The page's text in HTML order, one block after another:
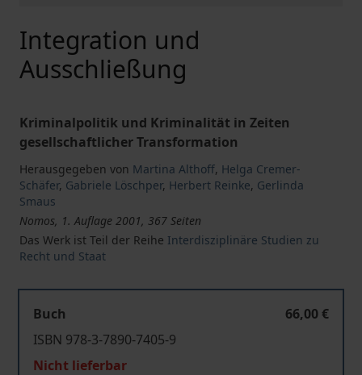
Integration und
Ausschließung
Kriminalpolitik und Kriminalität in Zeiten
gesellschaftlicher Transformation
Herausgegeben von Martina Althoff, Helga Cremer-
Schäfer, Gabriele Löschper, Herbert Reinke, Gerlinda
Smaus
Nomos, 1. Auflage 2001, 367 Seiten
Das Werk ist Teil der Reihe Interdisziplinäre Studien zu
Recht und Staat
Buch
66,00 €
ISBN 978-3-7890-7405-9
Nicht lieferbar